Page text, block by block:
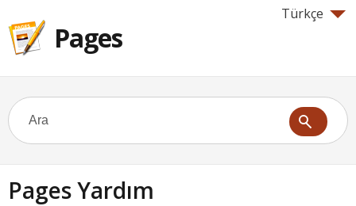
Türkçe
Pages
Pages Yardım